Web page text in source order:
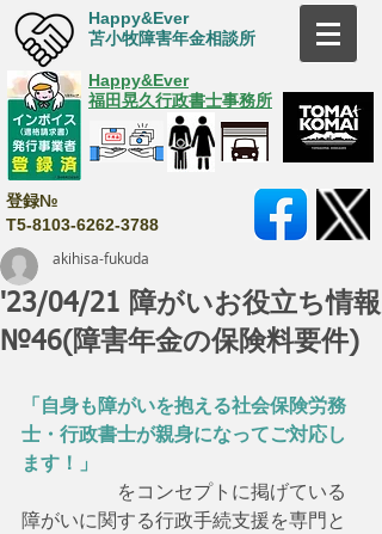
Happy&Ever
苫小牧障害年金相談所
Happy&Ever
福田晃久行政書士事務所
登録№
T5-8103-6262-3788
'23/04/21 障がいお役立ち情報
№46(障害年金の保険料要件)
akihisa-fukuda
「自身も障がいを抱える社会保険労務
士・行政書士が親身になってご対応し
ます！」
をコンセプトに掲げている
障がいに関する行政手続支援を専門と